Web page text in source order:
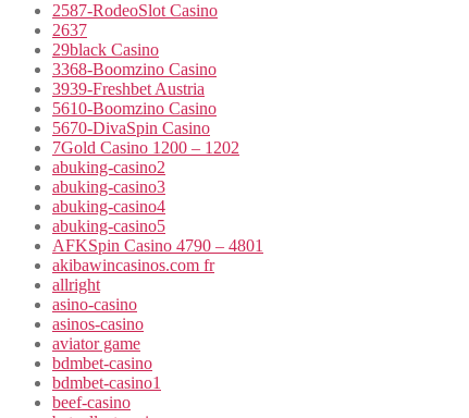
2587-RodeoSlot Casino
2637
29black Casino
3368-Boomzino Casino
3939-Freshbet Austria
5610-Boomzino Casino
5670-DivaSpin Casino
7Gold Casino 1200 – 1202
abuking-casino2
abuking-casino3
abuking-casino4
abuking-casino5
AFKSpin Casino 4790 – 4801
akibawincasinos.com fr
allright
asino-casino
asinos-casino
aviator game
bdmbet-casino
bdmbet-casino1
beef-casino